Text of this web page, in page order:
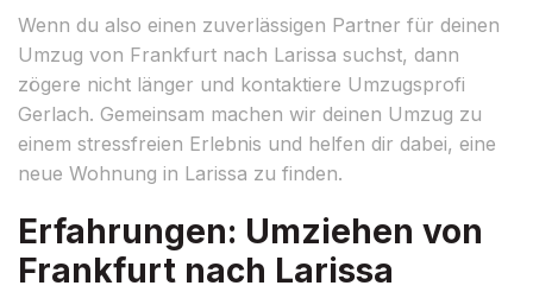
Wenn du also einen zuverlässigen Partner für deinen
Umzug von Frankfurt nach Larissa suchst, dann
zögere nicht länger und kontaktiere Umzugsprofi
Gerlach. Gemeinsam machen wir deinen Umzug zu
einem stressfreien Erlebnis und helfen dir dabei, eine
neue Wohnung in Larissa zu finden.
Erfahrungen: Umziehen von
Frankfurt nach Larissa